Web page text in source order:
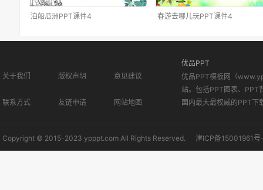
泊船瓜洲PPT课件4 春游去哪儿玩PPT课件4
关于我们 版权声明 意见建议
联系方式 友链申请 网站地图
优品PPT
优品PPT模板网（
站。包括PPT图表、PPT
国内最大最权威的PPT下
Copyright © 2015-2023 ypppt.com All Rights Reserved. 津ICP备15001961号